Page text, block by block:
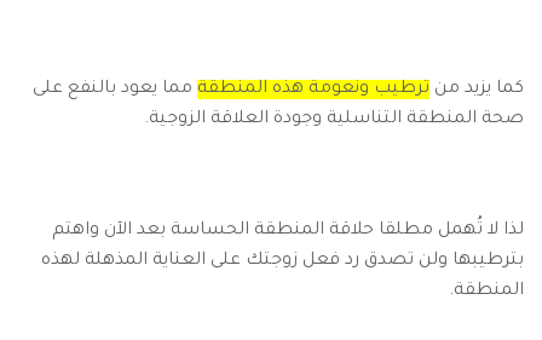
كما يزيد من ترطيب ونعومة هذه المنطقة مما يعود بالنفع على
صحة المنطقة التناسلية وجودة العلاقة الزوجية.
لذا لا تُهمل مطلقا حلاقة المنطقة الحساسة بعد الآن واهتم
بترطيبها ولن تصدق رد فعل زوجتك على العناية المذهلة لهذه
المنطقة.